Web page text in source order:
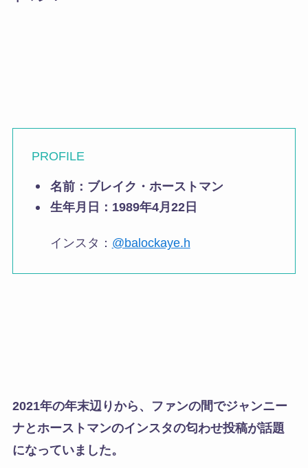
PROFILE
名前：ブレイク・ホーストマン
生年月日：1989年4月22日
インスタ： @balockaye.h
2021年の年末辺りから、ファンの間でジャンニー
ナとホーストマンのインスタの匂わせ投稿が話題
になっていました。